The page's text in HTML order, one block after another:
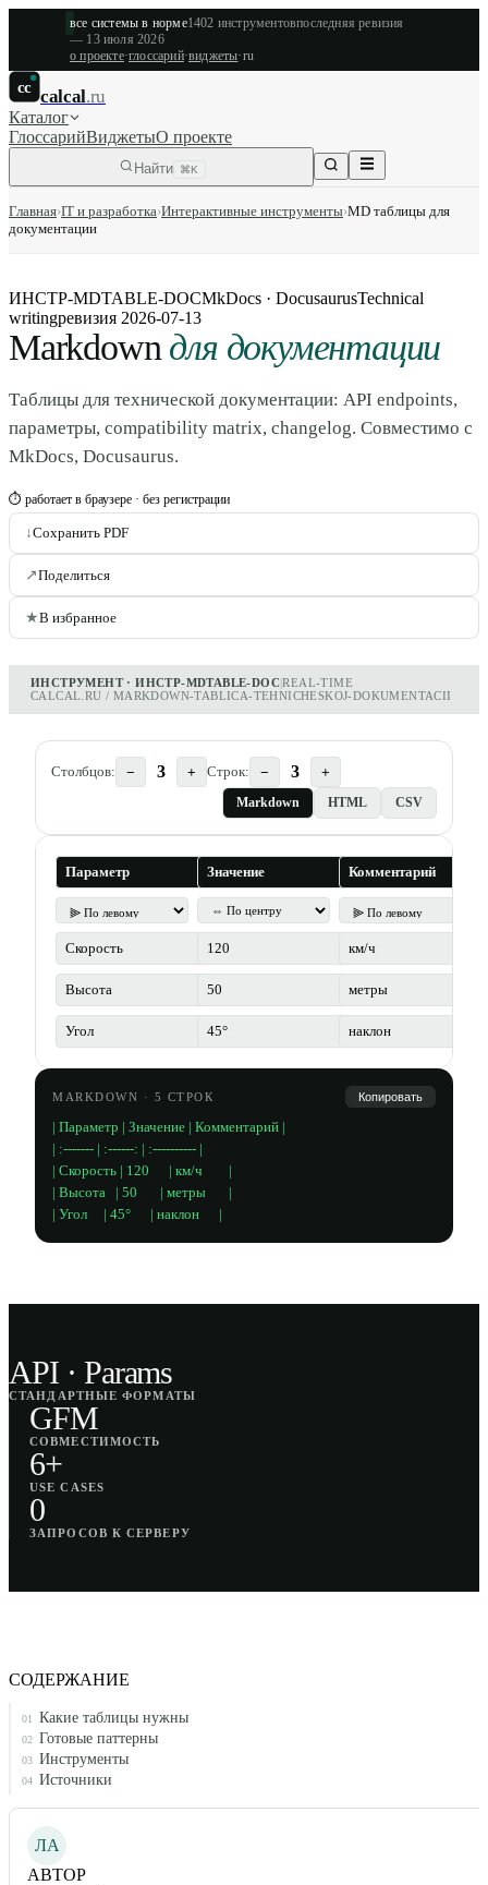
все системы в норме1402 инструментовпоследняя ревизия
— 13 июля 2026
о проекте·глоссарий·виджеты·ru
cc calcal.ru
Каталог
ГлоссарийВиджетыО проекте
Найти ⌘K
Главная›IT и разработка›Интерактивные инструменты›MD таблицы для
документации
ИНСТР-MDTABLE-DOCMkDocs · DocusaurusTechnical
writingревизия 2026-07-13
Markdown для документации
Таблицы для технической документации: API endpoints,
параметры, compatibility matrix, changelog. Совместимо с
MkDocs, Docusaurus.
⏱ работает в браузере · без регистрации
↓Сохранить PDF
↗Поделиться
★В избранное
ИНСТРУМЕНТ · ИНСТР-MDTABLE-DOC|REAL-TIME
CALCAL.RU / MARKDOWN-TABLICA-TEHNICHESKOJ-DOKUMENTACII
Столбцов: − 3 + Строк: − 3 +
Markdown HTML CSV
MARKDOWN · 5 СТРОК Копировать
| Параметр | Значение | Комментарий |
| :------- | :------: | :---------- |
| Скорость | 120      | км/ч        |
| Высота   | 50       | метры       |
| Угол     | 45°      | наклон      |
API · Params
СТАНДАРТНЫЕ ФОРМАТЫ
GFM
СОВМЕСТИМОСТЬ
6+
USE CASES
0
ЗАПРОСОВ К СЕРВЕРУ
СОДЕРЖАНИЕ
01 Какие таблицы нужны
02 Готовые паттерны
03 Инструменты
04 Источники
ЛА
АВТОР